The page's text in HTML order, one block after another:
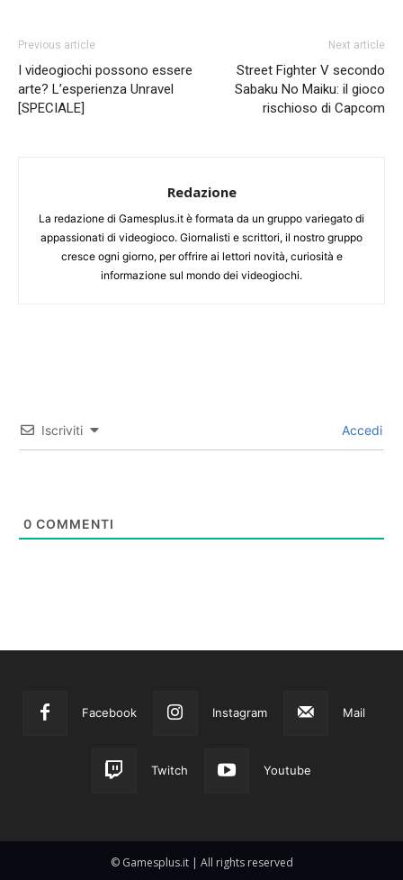
Previous article
I videogiochi possono essere
arte? L’esperienza Unravel
[SPECIALE]
Next article
Street Fighter V secondo
Sabaku No Maiku: il gioco
rischioso di Capcom
Redazione
La redazione di Gamesplus.it è formata da un gruppo variegato di
appassionati di videogioco. Giornalisti e scrittori, il nostro gruppo
cresce ogni giorno, per offrire ai lettori novità, curiosità e
informazione sul mondo dei videogiochi.
Iscriviti Accedi
0 COMMENTI
Facebook Instagram Mail
Twitch Youtube
© Gamesplus.it | All rights reserved